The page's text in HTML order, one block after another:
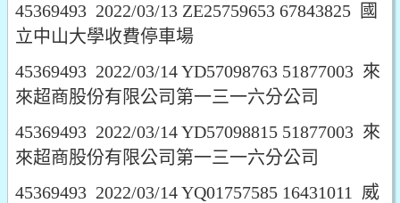
45369493 2022/03/13 ZE25759653 67843825 國
立中山大學收費停車場
45369493 2022/03/14 YD57098763 51877003 來
來超商股份有限公司第一三一六分公司
45369493 2022/03/14 YD57098815 51877003 來
來超商股份有限公司第一三一六分公司
45369493 2022/03/14 YQ01757585 16431011 威